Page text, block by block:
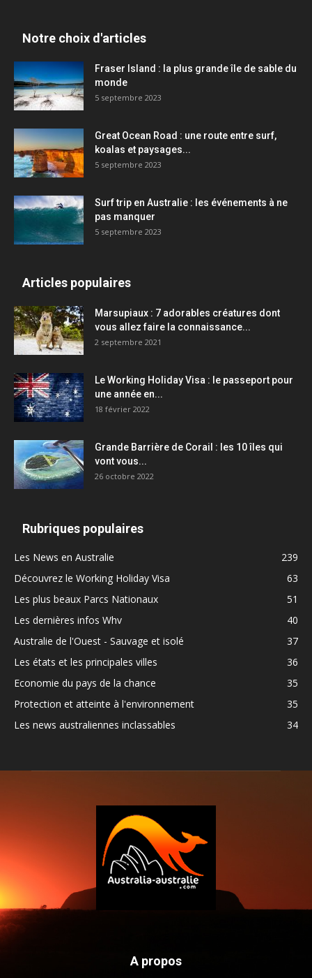
Notre choix d'articles
Fraser Island : la plus grande île de sable du
monde
5 septembre 2023
Great Ocean Road : une route entre surf,
koalas et paysages...
5 septembre 2023
Surf trip en Australie : les événements à ne
pas manquer
5 septembre 2023
Articles populaires
Marsupiaux : 7 adorables créatures dont
vous allez faire la connaissance...
2 septembre 2021
Le Working Holiday Visa : le passeport pour
une année en...
18 février 2022
Grande Barrière de Corail : les 10 îles qui
vont vous...
26 octobre 2022
Rubriques populaires
Les News en Australie
239
Découvrez le Working Holiday Visa
63
Les plus beaux Parcs Nationaux
51
Les dernières infos Whv
40
Australie de l'Ouest - Sauvage et isolé
37
Les états et les principales villes
36
Economie du pays de la chance
35
Protection et atteinte à l'environnement
35
Les news australiennes inclassables
34
A propos